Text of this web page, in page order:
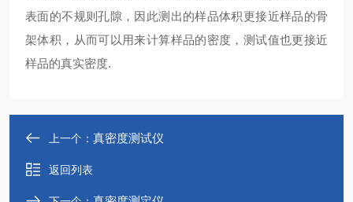
表面的不规则孔隙，因此测出的样品体积更接近样品的骨
架体积，从而可以用来计算样品的密度，测试值也更接近
样品的真实密度.
上一个： 真密度测试仪
返回列表